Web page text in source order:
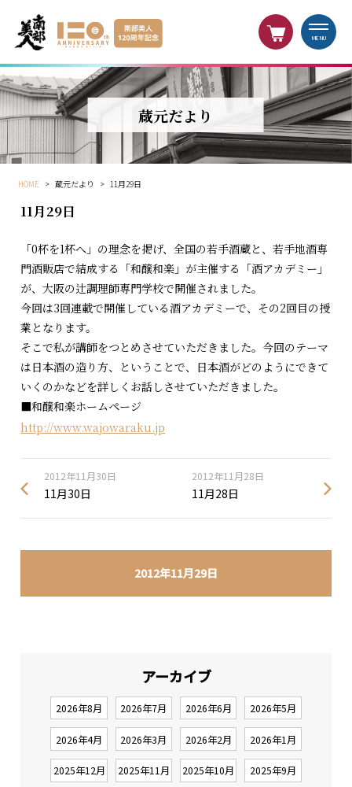
MENU
蔵元だより
HOME > 蔵元だより > 11月29日
2012年11月29日
11月29日
「0杯を1杯へ」の理念を掲げ、全国の若手酒蔵と、若手地酒専
門酒販店で結成する「和醸和楽」が主催する「酒アカデミー」
が、大阪の辻調理師専門学校で開催されました。
今回は3回連載で開催している酒アカデミーで、その2回目の授
業となります。
そこで私が講師をつとめさせていただきました。今回のテーマ
は日本酒の造り方、ということで、日本酒がどのようにできて
いくのかなどを詳しくお話しさせていただきました。
■和醸和楽ホームページ
http://www.wajowaraku.jp
2012年11月30日
11月30日
2012年11月28日
11月28日
アーカイブ
2026年8月 2026年7月 2026年6月 2026年5月
2026年4月 2026年3月 2026年2月 2026年1月
2025年12月 2025年11月 2025年10月 2025年9月